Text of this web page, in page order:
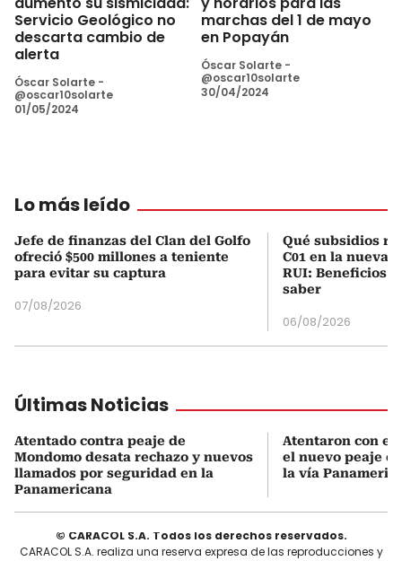
Servicio Geológico no
descarta cambio de
alerta
Óscar Solarte -
@oscar10solarte
01/05/2024
marchas del 1 de mayo
en Popayán
Óscar Solarte -
@oscar10solarte
30/04/2024
Lo más leído
Jefe de finanzas del Clan del Golfo
ofreció $500 millones a teniente
para evitar su captura
07/08/2026
Qué subsidios
C01 en la nueva
RUI: Beneficios
saber
06/08/2026
Últimas Noticias
Atentado contra peaje de
Mondomo desata rechazo y nuevos
llamados por seguridad en la
Panamericana
Atentaron con
el nuevo peaje
la vía
© CARACOL S.A. Todos los derechos reservados.
CARACOL S.A. realiza una reserva expresa de las reproducciones y